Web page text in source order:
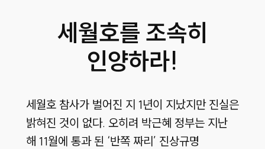
세월호를 조속히
인양하라!
세월호 참사가 벌어진 지 1년이 지났지만 진실은
밝혀진 것이 없다. 오히려 박근혜 정부는 지난
해 11월에 통과 된 ‘반쪽 짜리’ 진상규명